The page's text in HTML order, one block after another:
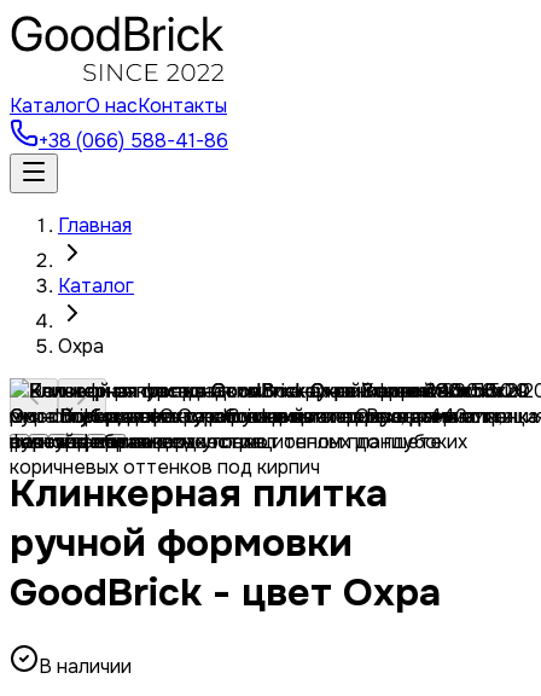
КаталогО насКонтакты
+38 (066) 588-41-86
Главная
Каталог
Охра
Клинкерная плитка
ручной формовки
GoodBrick - цвет Охра
В наличии